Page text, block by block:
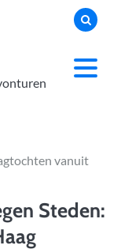
vanuit
Steden: